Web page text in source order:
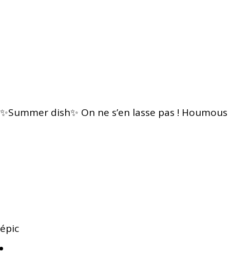
✨Summer dish✨ On ne s’en lasse pas ! Houmous
épic